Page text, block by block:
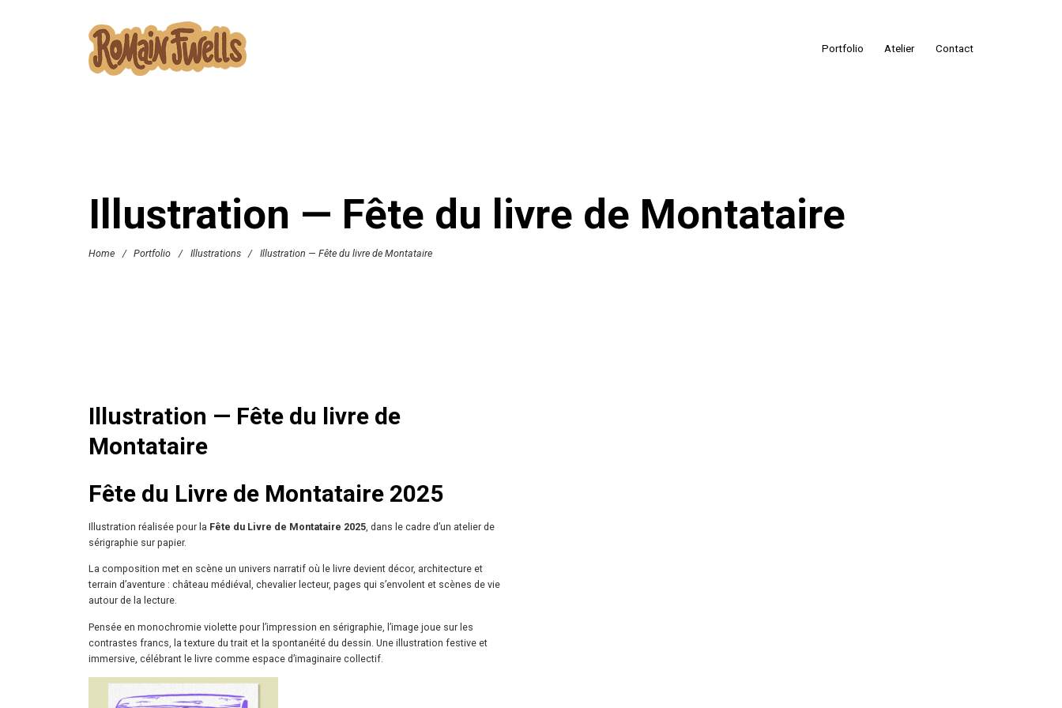
Portfolio Atelier Contact
Illustration — Fête du livre de Montataire
Home / Portfolio / Illustrations / Illustration — Fête du livre de Montataire
Illustration — Fête du livre de
Montataire
Fête du Livre de Montataire 2025
Illustration réalisée pour la Fête du Livre de Montataire 2025 , dans le cadre d’un atelier de
sérigraphie sur papier.
La composition met en scène un univers narratif où le livre devient décor, architecture et
terrain d’aventure : château médiéval, chevalier lecteur, pages qui s’envolent et scènes de vie
autour de la lecture.
Pensée en monochromie violette pour l’impression en sérigraphie, l’image joue sur les
contrastes francs, la texture du trait et la spontanéité du dessin. Une illustration festive et
immersive, célébrant le livre comme espace d’imaginaire collectif.